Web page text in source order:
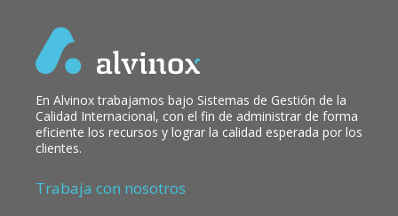
En Alvinox trabajamos bajo Sistemas de Gestión de la
Calidad Internacional, con el fin de administrar de forma
eficiente los recursos y lograr la calidad esperada por los
clientes.
Trabaja con nosotros